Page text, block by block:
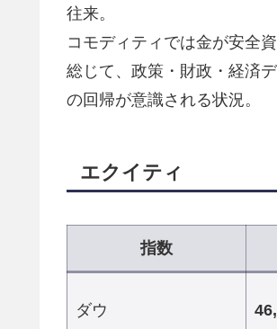
往来。
コモディティでは金が安全
総じて、政策・財政・経済
の回帰が意識される状況。
エクイティ
指数
ダウ